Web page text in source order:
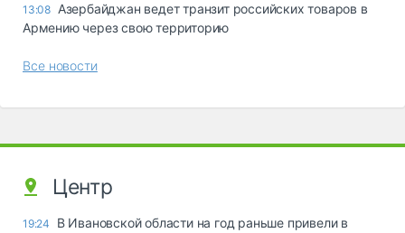
13:08 Азербайджан ведет транзит российских товаров в
Армению через свою территорию
Все новости
Центр
19:24
В Ивановской области на год раньше привели в